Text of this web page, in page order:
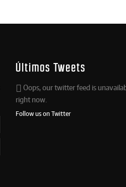
Últimos Tweets
Oops, our twitter feed is
right now.
Follow us on Twitter